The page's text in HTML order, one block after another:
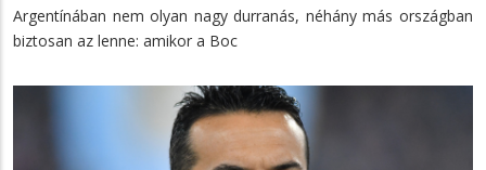
Argentínában nem olyan nagy durranás, néhány más országban
biztosan az lenne: amikor a Boc